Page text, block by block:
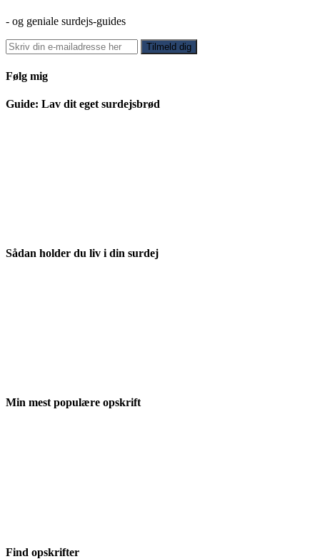
- og geniale surdejs-guides
Følg mig
Guide: Lav dit eget surdejsbrød
Sådan holder du liv i din surdej
Min mest populære opskrift
Find opskrifter